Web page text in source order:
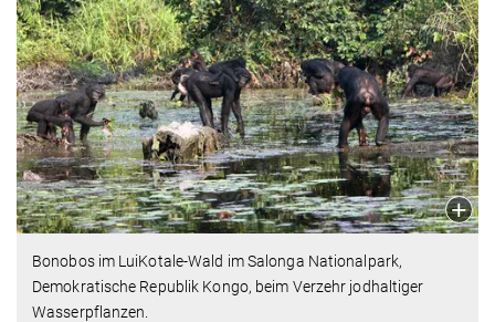
Bonobos im LuiKotale-Wald im Salonga Nationalpark,
Demokratische Republik Kongo, beim Verzehr jodhaltiger
Wasserpflanzen.